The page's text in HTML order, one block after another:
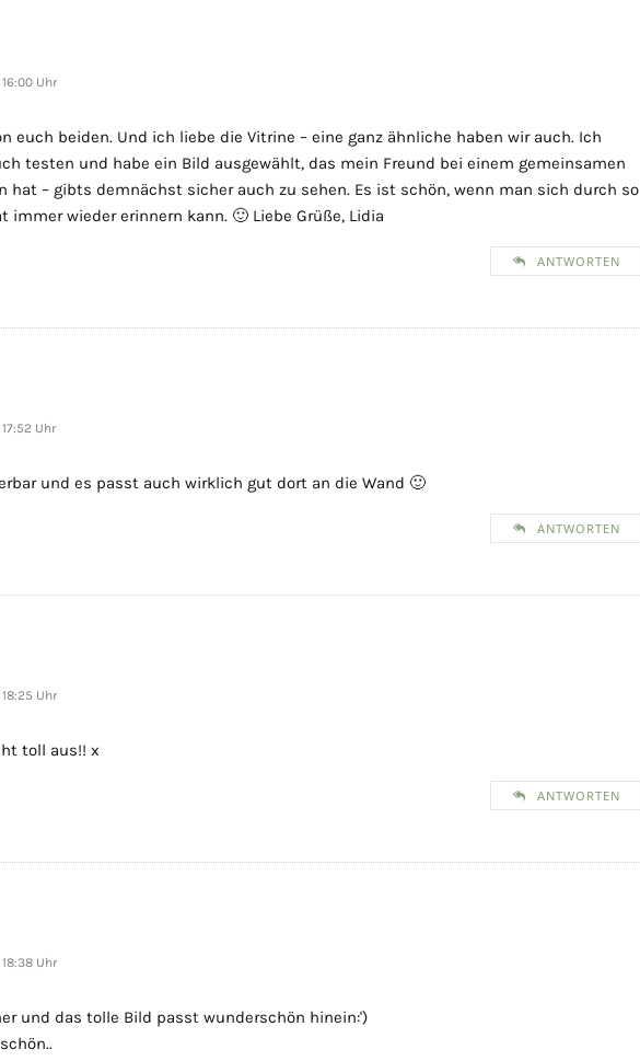
Uhr
euch beiden. Und ich liebe die Vitrine – eine ganz ähnliche haben wir auch. Ich
testen und habe ein Bild ausgewählt, das mein Freund bei einem gemeinsamen
hat – gibts demnächst sicher auch zu sehen. Es ist schön, wenn man sich durch so
immer wieder erinnern kann. 🙂 Liebe Grüße, Lidia
ANTWORTEN
Uhr
und es passt auch wirklich gut dort an die Wand 🙂
ANTWORTEN
Uhr
toll aus!! x
ANTWORTEN
Uhr
und das tolle Bild passt wunderschön hinein:')